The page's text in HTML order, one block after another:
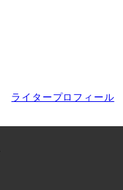
ライタープロフィール